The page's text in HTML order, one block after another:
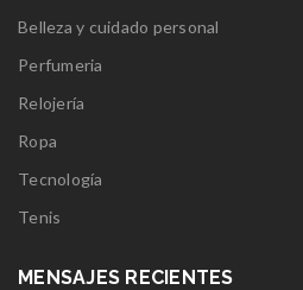
Belleza y cuidado personal
Perfumeria
Relojería
Ropa
Tecnología
Tenis
MENSAJES RECIENTES